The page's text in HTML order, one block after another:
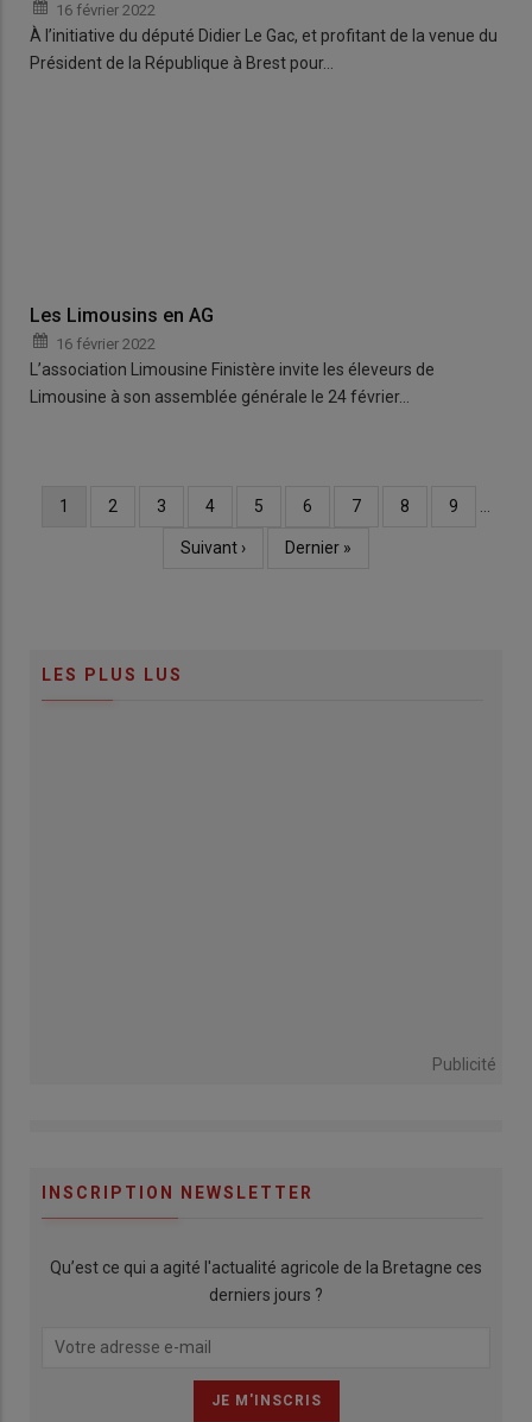
16 février 2022
À l’initiative du député Didier Le Gac, et profitant de la venue du
Président de la République à Brest pour…
Les Limousins en AG
16 février 2022
L’association Limousine Finistère invite les éleveurs de
Limousine à son assemblée générale le 24 février…
Page
1 Page
2 Page
3 Page
4 Page
5 Page
6 Page
7 Page
8 Page
9
Page
Suivant ›
Dernière
Dernier »
LES PLUS LUS
Publicité
INSCRIPTION NEWSLETTER
Qu’est ce qui a agité l'actualité agricole de la Bretagne ces
derniers jours ?